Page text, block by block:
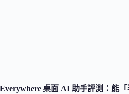
Everywhere 桌面 AI 助手評測：能